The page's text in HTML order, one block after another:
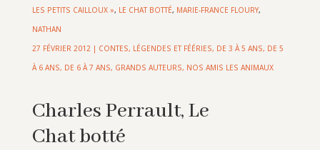
LES PETITS CAILLOUX », LE CHAT BOTTÉ, MARIE-FRANCE FLOURY,
NATHAN
27 FÉVRIER 2012 | CONTES, LÉGENDES ET FÉÉRIES, DE 3 À 5 ANS, DE 5
À 6 ANS, DE 6 À 7 ANS, GRANDS AUTEURS, NOS AMIS LES ANIMAUX
Charles Perrault, Le
Chat botté